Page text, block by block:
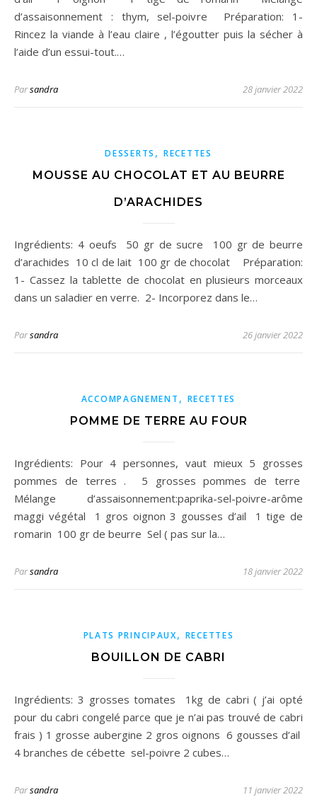
d’assaisonnement : thym, sel-poivre Préparation: 1-
Rincez la viande à l’eau claire , l’égoutter puis la sécher à
l’aide d’un essui-tout.…
Parsandra 28 janvier 2022
DESSERTS , RECETTES
MOUSSE AU CHOCOLAT ET AU BEURRE
D’ARACHIDES
Ingrédients: 4 oeufs 50 gr de sucre 100 gr de beurre
d’arachides 10 cl de lait 100 gr de chocolat Préparation:
1- Cassez la tablette de chocolat en plusieurs morceaux
dans un saladier en verre. 2- Incorporez dans le…
Parsandra 26 janvier 2022
ACCOMPAGNEMENT , RECETTES
POMME DE TERRE AU FOUR
Ingrédients: Pour 4 personnes, vaut mieux 5 grosses
pommes de terres . 5 grosses pommes de terre
Mélange d’assaisonnement:paprika-sel-poivre-arôme
maggi végétal 1 gros oignon 3 gousses d’ail 1 tige de
romarin 100 gr de beurre Sel ( pas sur la…
Parsandra 18 janvier 2022
PLATS PRINCIPAUX, RECETTES
BOUILLON DE CABRI
Ingrédients: 3 grosses tomates 1kg de cabri ( j’ai opté
pour du cabri congelé parce que je n’ai pas trouvé de cabri
frais ) 1 grosse aubergine 2 gros oignons 6 gousses d’ail
4 branches de cébette sel-poivre 2 cubes…
Parsandra 11 janvier 2022